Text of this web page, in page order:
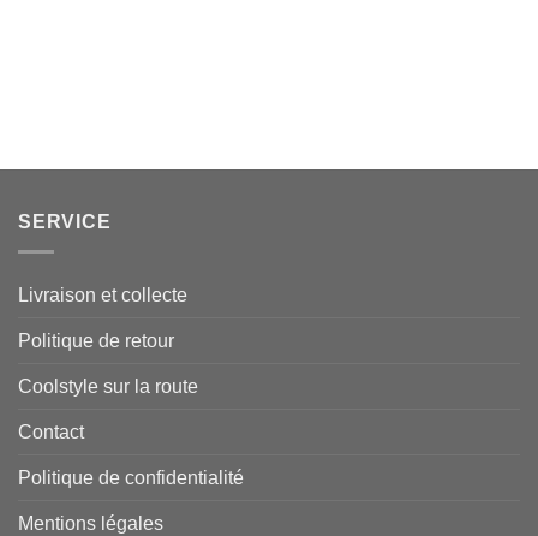
SERVICE
Livraison et collecte
Politique de retour
Coolstyle sur la route
Contact
Politique de confidentialité
Mentions légales